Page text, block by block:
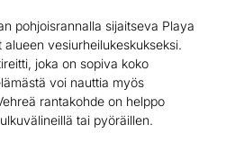
pohjoisrannalla sijaitseva Playa
vesiurheilukeskukseksi.
joka on sopiva koko
voi nauttia myös
rantakohde on helppo
tai pyöräillen.